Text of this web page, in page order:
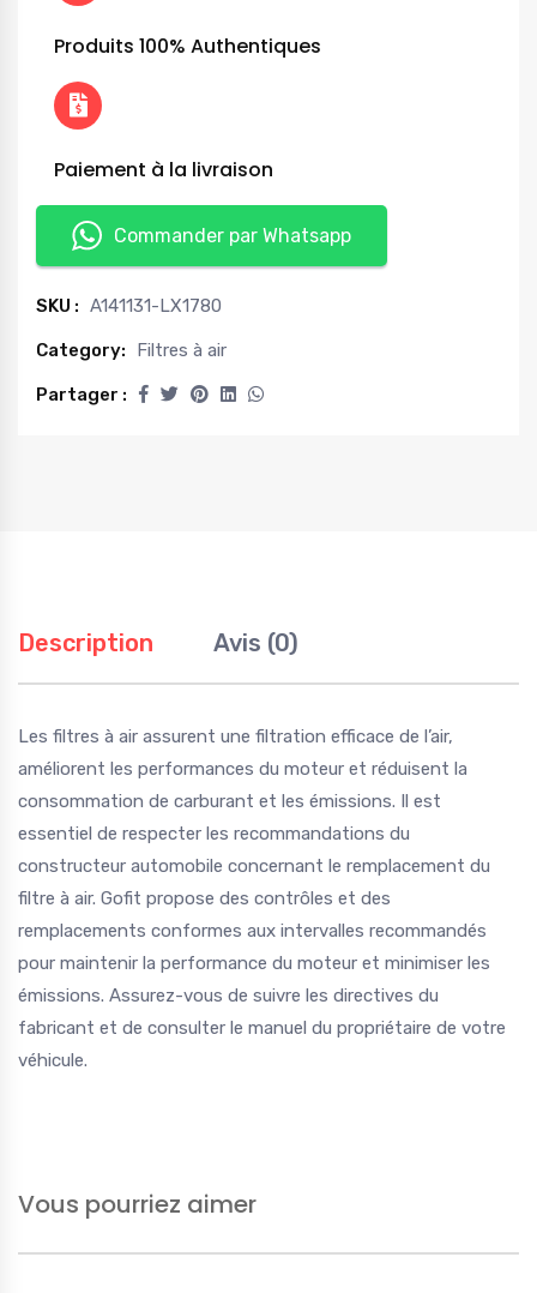
Produits 100% Authentiques
Paiement à la livraison
Commander par Whatsapp
SKU : A141131-LX1780
Category: Filtres à air
Partager :
Description Avis (0)
Les filtres à air assurent une filtration efficace de l’air,
améliorent les performances du moteur et réduisent la
consommation de carburant et les émissions. Il est
essentiel de respecter les recommandations du
constructeur automobile concernant le remplacement du
filtre à air. Gofit propose des contrôles et des
remplacements conformes aux intervalles recommandés
pour maintenir la performance du moteur et minimiser les
émissions. Assurez-vous de suivre les directives du
fabricant et de consulter le manuel du propriétaire de votre
véhicule.
Vous pourriez aimer